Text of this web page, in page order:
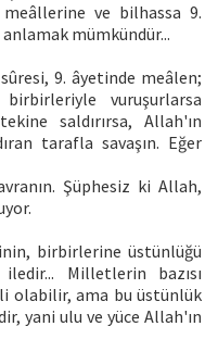
ve bilhassa 9.
mümkündür...
9. âyetinde meâlen;
vuruşurlarsa
saldırırsa, Allah'ın
tarafla savaşın. Eğer
Şüphesiz ki Allah,
birbirlerine üstünlüğü
Milletlerin bazısı
olabilir, ama bu üstünlük
yani ulu ve yüce Allah'ın